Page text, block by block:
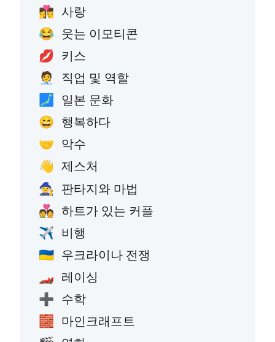
👩‍❤️‍💋‍👨 사랑
😂 웃는 이모티콘
💋 키스
🧑‍💼 직업 및 역할
🗾 일본 문화
😄 행복하다
🤝 악수
👋 제스처
🧙 판타지와 마법
💑 하트가 있는 커플
✈️ 비행
🇺🇦 우크라이나 전쟁
🏎️ 레이싱
➕ 수학
🧱 마인크래프트